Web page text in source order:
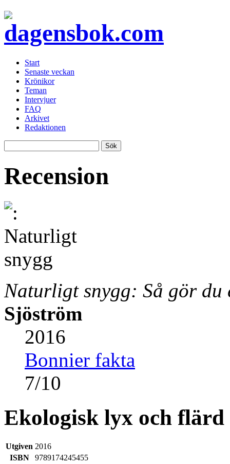
Start
Senaste veckan
Krönikor
Teman
Intervjuer
FAQ
Arkivet
Redaktionen
Recension
Naturligt snygg: Så gör du
Sjöström
2016
Bonnier fakta
7/10
Ekologisk lyx och flärd
Utgiven 2016
ISBN
9789174245455